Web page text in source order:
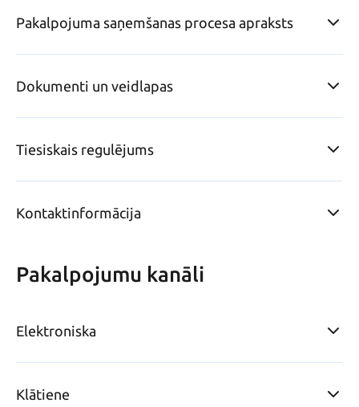
Pakalpojuma saņemšanas procesa apraksts
Dokumenti un veidlapas
Tiesiskais regulējums
Kontaktinformācija
Pakalpojumu kanāli
Elektroniska
Klātiene